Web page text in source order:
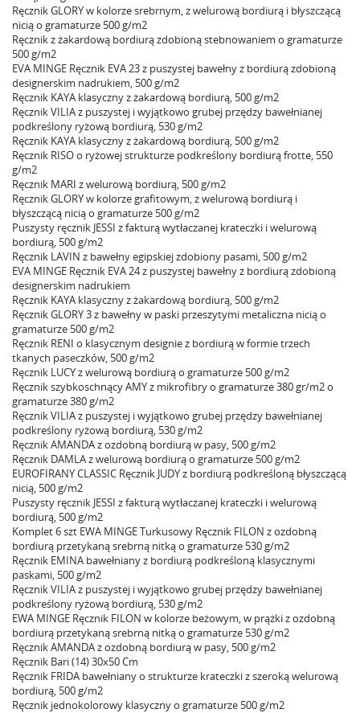
Ręcznik GLORY w kolorze srebrnym, z welurową bordiurą i błyszczącą
nicią o gramaturze 500 g/m2
Ręcznik z żakardową bordiurą zdobioną stebnowaniem o gramaturze
500 g/m2
EVA MINGE Ręcznik EVA 23 z puszystej bawełny z bordiurą zdobioną
designerskim nadrukiem, 500 g/m2
Ręcznik KAYA klasyczny z żakardową bordiurą, 500 g/m2
Ręcznik VILIA z puszystej i wyjątkowo grubej przędzy bawełnianej
podkreślony ryżową bordiurą, 530 g/m2
Ręcznik KAYA klasyczny z żakardową bordiurą, 500 g/m2
Ręcznik RISO o ryżowej strukturze podkreślony bordiurą frotte, 550
g/m2
Ręcznik MARI z welurową bordiurą, 500 g/m2
Ręcznik GLORY w kolorze grafitowym, z welurową bordiurą i
błyszczącą nicią o gramaturze 500 g/m2
Puszysty ręcznik JESSI z fakturą wytłaczanej krateczki i welurową
bordiurą, 500 g/m2
Ręcznik LAVIN z bawełny egipskiej zdobiony pasami, 500 g/m2
EVA MINGE Ręcznik EVA 24 z puszystej bawełny z bordiurą zdobioną
designerskim nadrukiem
Ręcznik KAYA klasyczny z żakardową bordiurą, 500 g/m2
Ręcznik GLORY 3 z bawełny w paski przeszytymi metaliczna nicią o
gramaturze 500 g/m2
Ręcznik RENI o klasycznym designie z bordiurą w formie trzech
tkanych paseczków, 500 g/m2
Ręcznik LUCY z welurową bordiurą o gramaturze 500 g/m2
Ręcznik szybkoschnący AMY z mikrofibry o gramaturze 380 gr/m2 o
gramaturze 380 g/m2
Ręcznik VILIA z puszystej i wyjątkowo grubej przędzy bawełnianej
podkreślony ryżową bordiurą, 530 g/m2
Ręcznik AMANDA z ozdobną bordiurą w pasy, 500 g/m2
Ręcznik DAMLA z welurową bordiurą o gramaturze 500 g/m2
EUROFIRANY CLASSIC Ręcznik JUDY z bordiurą podkreśloną błyszczącą
nicią, 500 g/m2
Puszysty ręcznik JESSI z fakturą wytłaczanej krateczki i welurową
bordiurą, 500 g/m2
Komplet 6 szt EWA MINGE Turkusowy Ręcznik FILON z ozdobną
bordiurą przetykaną srebrną nitką o gramaturze 530 g/m2
Ręcznik EMINA bawełniany z bordiurą podkreśloną klasycznymi
paskami, 500 g/m2
Ręcznik VILIA z puszystej i wyjątkowo grubej przędzy bawełnianej
podkreślony ryżową bordiurą, 530 g/m2
EWA MINGE Ręcznik FILON w kolorze beżowym, w prążki z ozdobną
bordiurą przetykaną srebrną nitką o gramaturze 530 g/m2
Ręcznik AMANDA z ozdobną bordiurą w pasy, 500 g/m2
Ręcznik Bari (14) 30x50 Cm
Ręcznik FRIDA bawełniany o strukturze krateczki z szeroką welurową
bordiurą, 500 g/m2
Ręcznik jednokolorowy klasyczny o gramaturze 500 g/m2